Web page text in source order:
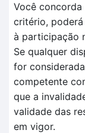
Você concorda
critério,
à participação
Se qualquer
for
competente
que a
validade das
em vigor.